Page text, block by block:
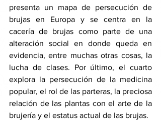
presenta un mapa de persecución de
brujas en Europa y se centra en la
cacería de brujas como parte de una
alteración social en donde queda en
evidencia, entre muchas otras cosas, la
lucha de clases. Por último, el cuarto
explora la persecución de la medicina
popular, el rol de las parteras, la preciosa
relación de las plantas con el arte de la
brujería y el estatus actual de las brujas.